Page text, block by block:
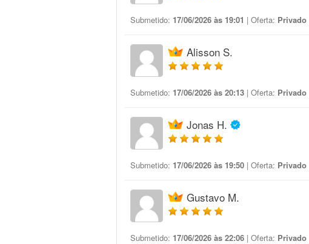
Submetido: 17/06/2026 às 19:01 | Oferta: Privado
Alisson S.
Submetido: 17/06/2026 às 20:13 | Oferta: Privado
Jonas H.
Submetido: 17/06/2026 às 19:50 | Oferta: Privado
Gustavo M.
Submetido: 17/06/2026 às 22:06 | Oferta: Privado